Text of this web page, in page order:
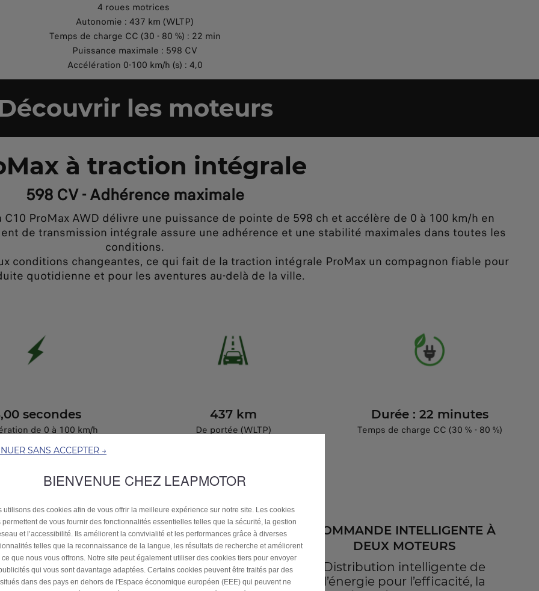
4 roues motrices
Autonomie : 437 km (WLTP)
Temps de charge CC (30 - 80 %) : 22 min
Puissance maximale : 598 CV
Accélération 0-100 km/h (s) : 4,0
les moteurs
à traction intégrale
598 CV - Adhérence maximale
ProMax AWD délivre une puissance de pointe de 598 ch et accélère de 0 à 100 km/h en
de transmission intégrale assure une adhérence et une stabilité maximales dans toutes les
conditions.
conditions changeantes, ce qui fait de la traction intégrale ProMax un compagnon fiable pour
quotidienne et pour les aventures au-delà de la ville.
secondes
de 0 à 100 km/h
437 km
De portée (WLTP)
Durée : 22 minutes
Temps de charge CC (30 % - 80 %)
COMMANDE INTELLIGENTE À
DEUX MOTEURS
Distribution intelligente de
l’énergie pour l’efficacité, la
SANS ACCEPTER →
BIENVENUE CHEZ LEAPMOTOR
utilisons des cookies afin de vous offrir la meilleure expérience sur notre site. Les cookies
permettent de vous fournir des fonctionnalités essentielles telles que la sécurité, la gestion
et l’accessibilité. Ils améliorent la convivialité et les performances grâce à diverses
telles que la reconnaissance de la langue, les résultats de recherche et améliorent
que nous vous offrons. Notre site peut également utiliser des cookies tiers pour envoyer
qui vous sont davantage adaptées. Certains cookies peuvent être traités par des
dans des pays en dehors de l'Espace économique européen (EEE) qui peuvent ne